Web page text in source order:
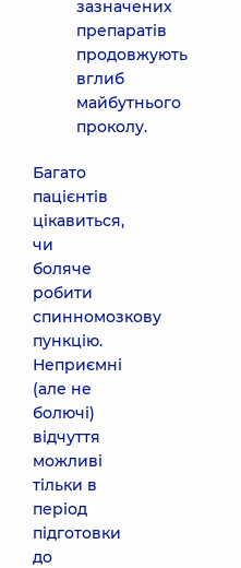
зазначених
препаратів
продовжують
вглиб
майбутнього
проколу.
Багато
пацієнтів
цікавиться,
чи
боляче
робити
спинномозкову
пункцію.
Неприємні
(але не
болючі)
відчуття
можливі
тільки в
період
підготовки
до